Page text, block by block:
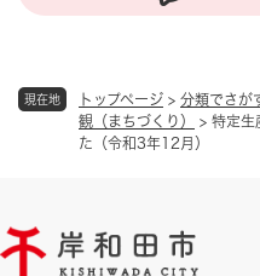
現在地 トップページ > 分類でさが
観（まちづくり）
> 特定生
た（令和3年12月）